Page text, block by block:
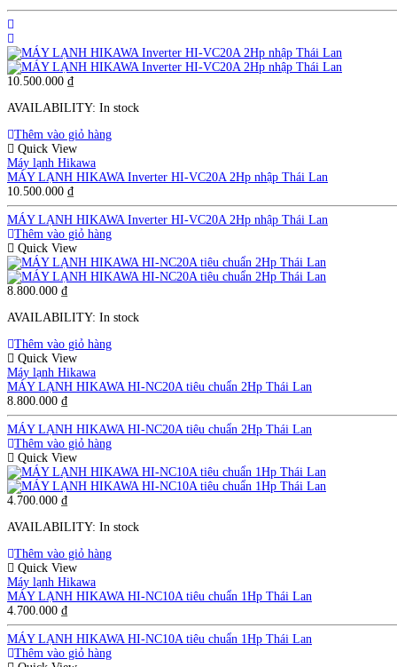
10.500.000 ₫
AVAILABILITY: In stock
Thêm vào giỏ hàng
Quick View
Máy lạnh Hikawa
MÁY LẠNH HIKAWA Inverter HI-VC20A 2Hp nhập Thái Lan
10.500.000 ₫
MÁY LẠNH HIKAWA Inverter HI-VC20A 2Hp nhập Thái Lan
Thêm vào giỏ hàng
Quick View
8.800.000 ₫
AVAILABILITY: In stock
Thêm vào giỏ hàng
Quick View
Máy lạnh Hikawa
MÁY LẠNH HIKAWA HI-NC20A tiêu chuẩn 2Hp Thái Lan
8.800.000 ₫
MÁY LẠNH HIKAWA HI-NC20A tiêu chuẩn 2Hp Thái Lan
Thêm vào giỏ hàng
Quick View
4.700.000 ₫
AVAILABILITY: In stock
Thêm vào giỏ hàng
Quick View
Máy lạnh Hikawa
MÁY LẠNH HIKAWA HI-NC10A tiêu chuẩn 1Hp Thái Lan
4.700.000 ₫
MÁY LẠNH HIKAWA HI-NC10A tiêu chuẩn 1Hp Thái Lan
Thêm vào giỏ hàng